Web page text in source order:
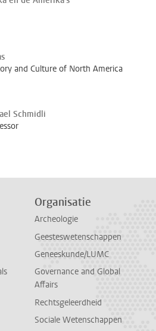
and Culture of North America
Schmidli
Organisatie
Archeologie
Geesteswetenschappen
Geneeskunde/LUMC
Governance and Global
Affairs
Rechtsgeleerdheid
Sociale Wetenschappen